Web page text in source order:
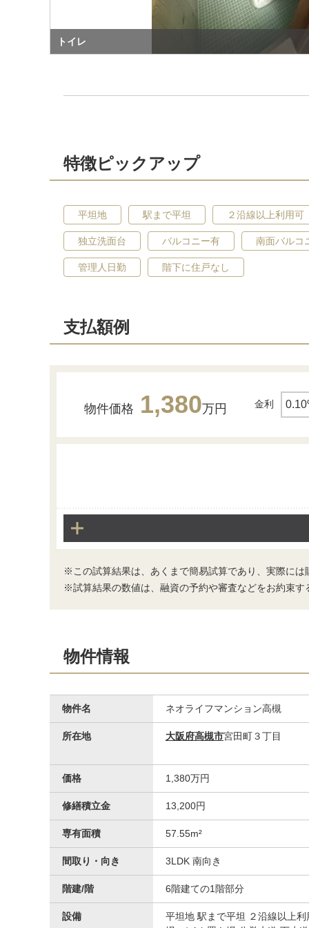
トイレ
子供部屋
特徴ピックアップ
平坦地 駅まで平坦 ２沿線以上利用可
独立洗面台 バルコニー有 南面バルコ
管理人日勤 階下に住戸なし
支払額例
物件価格 1,380万円 金利
※この試算結果は、あくまで簡易試算であり、実際に
※試算結果の数値は、融資の予約や審査などをお約束す
物件情報
物件名 ネオライフマンション高槻
所在地 大阪府高槻市宮田町３丁目
価格 1,380万円
修繕積立金 13,200円
専有面積 57.55m²
間取り・向き 3LDK 南向き
階建/階 6階建ての1階部分
設備
平坦地 駅まで平坦 ２沿線以上